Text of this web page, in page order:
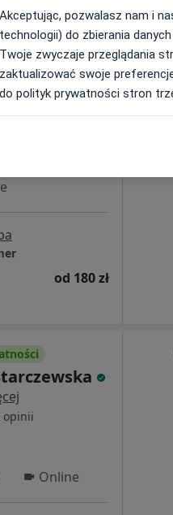
od 180 zł
opinii
Online
Akceptując, pozwalasz nam i
technologii) do zbierania
Twoje zwyczaje przeglądania
zaktualizować swoje
do polityk prywatności stron